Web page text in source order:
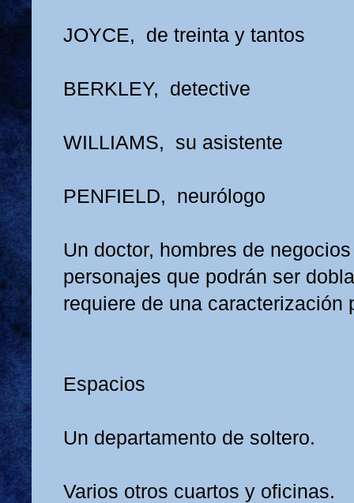
JOYCE, de treinta y tantos
BERKLEY, detective
WILLIAMS, su asistente
PENFIELD, neurólogo
Un doctor, hombres de
personajes que podrán ser
requiere de una caracterización
Espacios
Un departamento de soltero.
Varios otros cuartos y oficinas.